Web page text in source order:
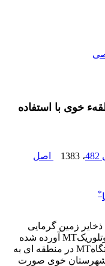
خوی با استفاده
، 1383
اصل
*
زمین گرمایی
شمال غرب ایران با روش اکتشافی مگنتوتلوریکMT آورده شده
الست. این پژوهش روی داده های 60 ایستگاهMT در منطقه ای به
شهرستان خوی صورت